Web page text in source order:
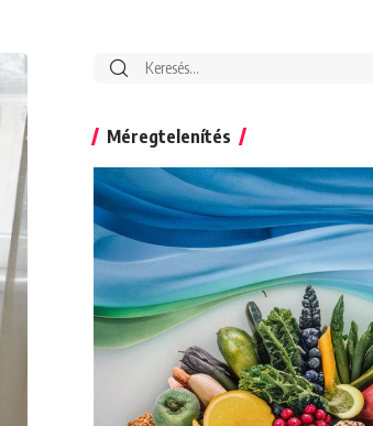
Search
Méregtelenítés